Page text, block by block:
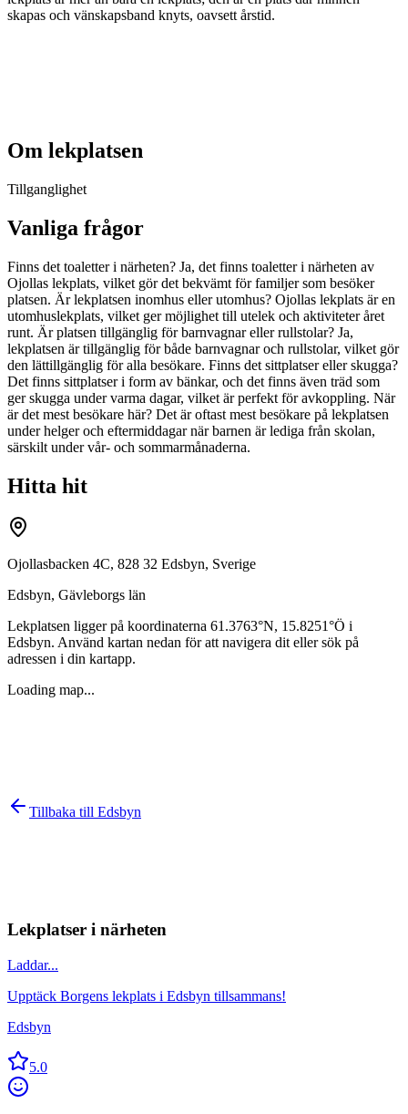
skapas och vänskapsband knyts, oavsett årstid.
Om lekplatsen
Tillganglighet
Vanliga frågor
Finns det toaletter i närheten? Ja, det finns toaletter i närheten av
Ojollas lekplats, vilket gör det bekvämt för familjer som besöker
platsen. Är lekplatsen inomhus eller utomhus? Ojollas lekplats är en
utomhuslekplats, vilket ger möjlighet till utelek och aktiviteter året
runt. Är platsen tillgänglig för barnvagnar eller rullstolar? Ja,
lekplatsen är tillgänglig för både barnvagnar och rullstolar, vilket gör
den lättillgänglig för alla besökare. Finns det sittplatser eller skugga?
Det finns sittplatser i form av bänkar, och det finns även träd som
ger skugga under varma dagar, vilket är perfekt för avkoppling. När
är det mest besökare här? Det är oftast mest besökare på lekplatsen
under helger och eftermiddagar när barnen är lediga från skolan,
särskilt under vår- och sommarmånaderna.
Hitta hit
Ojollasbacken 4C, 828 32 Edsbyn, Sverige
Edsbyn, Gävleborgs län
Lekplatsen ligger på koordinaterna 61.3763°N, 15.8251°Ö i
Edsbyn. Använd kartan nedan för att navigera dit eller sök på
adressen i din kartapp.
Loading map...
Tillbaka till Edsbyn
Lekplatser i närheten
Laddar...
Upptäck Borgens lekplats i Edsbyn tillsammans!
Edsbyn
5.0